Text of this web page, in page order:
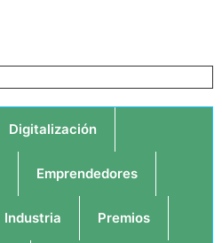
Digitalización
Emprendedores
Industria Premios